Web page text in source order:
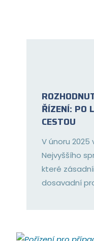
ŘÍZENÍ: PO
CESTOU
V únoru
Nejvyššího
které
dosavadní